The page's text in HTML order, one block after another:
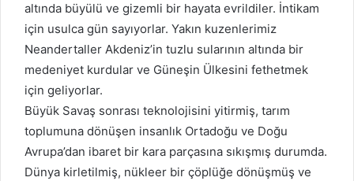
altında büyülü ve gizemli bir hayata evrildiler. İntikam
için usulca gün sayıyorlar. Yakın kuzenlerimiz
Neandertaller Akdeniz’in tuzlu sularının altında bir
medeniyet kurdular ve Güneşin Ülkesini fethetmek
için geliyorlar.
Büyük Savaş sonrası teknolojisini yitirmiş, tarım
toplumuna dönüşen insanlık Ortadoğu ve Doğu
Avrupa’dan ibaret bir kara parçasına sıkışmış durumda.
Dünya kirletilmiş, nükleer bir çöplüğe dönüşmüş ve